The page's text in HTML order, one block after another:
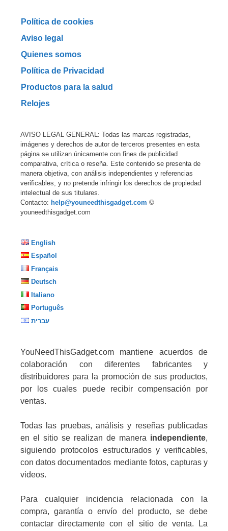
Política de cookies
Aviso legal
Quienes somos
Política de Privacidad
Productos para la salud
Relojes
AVISO LEGAL GENERAL: Todas las marcas registradas,
imágenes y derechos de autor de terceros presentes en esta
página se utilizan únicamente con fines de publicidad
comparativa, crítica o reseña. Este contenido se presenta de
manera objetiva, con análisis independientes y referencias
verificables, y no pretende infringir los derechos de propiedad
intelectual de sus titulares.
Contacto: help@youneedthisgadget.com ©
youneedthisgadget.com
English
Español
Français
Deutsch
Italiano
Português
עברית
YouNeedThisGadget.com mantiene acuerdos de
colaboración con diferentes fabricantes y
distribuidores para la promoción de sus productos,
por los cuales puede recibir compensación por
ventas.
Todas las pruebas, análisis y reseñas publicadas
en el sitio se realizan de manera independiente,
siguiendo protocolos estructurados y verificables,
con datos documentados mediante fotos, capturas y
videos.
Para cualquier incidencia relacionada con la
compra, garantía o envío del producto, se debe
contactar directamente con el sitio de venta. La